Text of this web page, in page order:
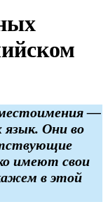
—
язык. Они во
имеют свои
в этой